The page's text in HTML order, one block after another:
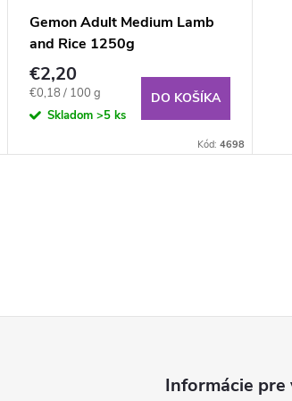
Gemon Adult Medium Lamb
and Rice 1250g
€2,20
Jednotková
cena:
€0,18 / 100 g
Skladom >5 ks
DO KOŠÍKA
Kód: 4698
Informácie pre